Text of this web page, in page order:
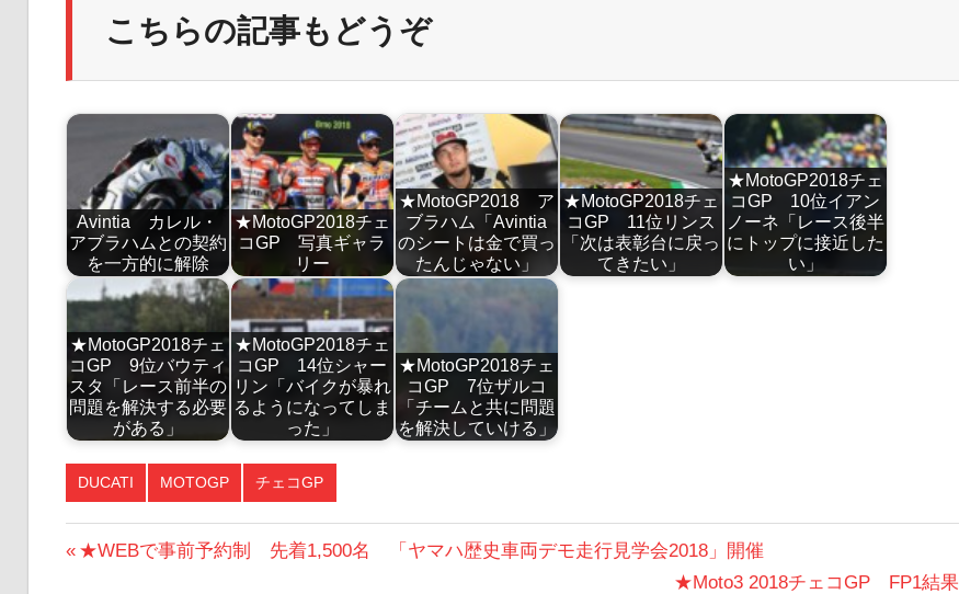
こちらの記事もどうぞ
Avintia カレル・
アブラハムとの契約
を一方的に解除
★MotoGP2018チェ
コGP 写真ギャラ
リー
★MotoGP2018 ア
ブラハム「Avintia
のシートは金で買っ
たんじゃない」
★MotoGP2018チェ
コGP 11位リンス
「次は表彰台に戻っ
てきたい」
★MotoGP2018チェ
コGP 10位イアン
ノーネ「レース後半
にトップに接近した
い」
★MotoGP2018チェ
コGP 9位バウティ
スタ「レース前半の
問題を解決する必要
がある」
★MotoGP2018チェ
コGP 14位シャー
リン「バイクが暴れ
るようになってしま
った」
★MotoGP2018チェ
コGP 7位ザルコ
「チームと共に問題
を解決していける」
DUCATI MOTOGP チェコGP
投
前
★WEBで事前予約制 先着1,500名 「ヤマハ歴史車両デモ走行見学会2018」開催
次
★Moto3 2018チェコGP FP1結果